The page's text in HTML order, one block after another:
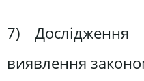
7) Дослідження
виявлення